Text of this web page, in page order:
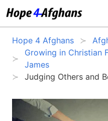
Hope 4 Afghans
Growing in Christian
James
Judging Others and